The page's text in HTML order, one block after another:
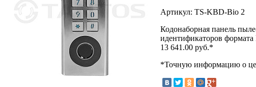
Артикул: TS-KBD-Bio 2
Кодонаборная панель
идентификаторов
13 641.00 руб.*
*Точную информацию о